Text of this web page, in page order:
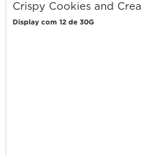
Crispy Cookies and
30g
Display com 12 de 30G